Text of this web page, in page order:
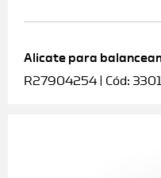
Alicate para
R27904254 | Cód: